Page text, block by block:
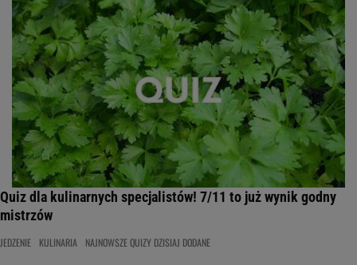
Quiz dla kulinarnych specjalistów! 7/11 to już wynik godny
mistrzów
JEDZENIE KULINARIA NAJNOWSZE QUIZY DZISIAJ DODANE